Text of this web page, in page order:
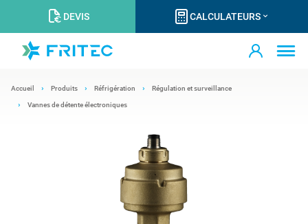
DEVIS CALCULATEURS
Accueil Produits Réfrigération Régulation et surveillance
Vannes de détente électroniques